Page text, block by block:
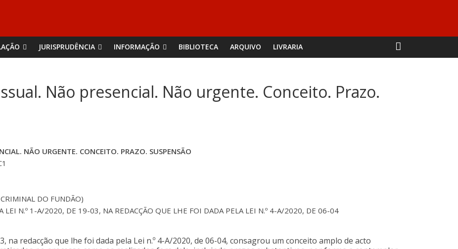
JURISPRUDÊNCIA INFORMAÇÃO BIBLIOTECA ARQUIVO LIVRARIA
Não presencial. Não urgente. Conceito. Prazo.
NÃO URGENTE. CONCEITO. PRAZO. SUSPENSÃO
DO FUNDÃO)
LEI N.º 1-A/2020, DE 19-03, NA REDACÇÃO QUE LHE FOI DADA PELA LEI N.º 4-A/2020, DE 06-04
na redacção que lhe foi dada pela Lei n.º 4-A/2020, de 06-04, consagrou um conceito amplo de acto